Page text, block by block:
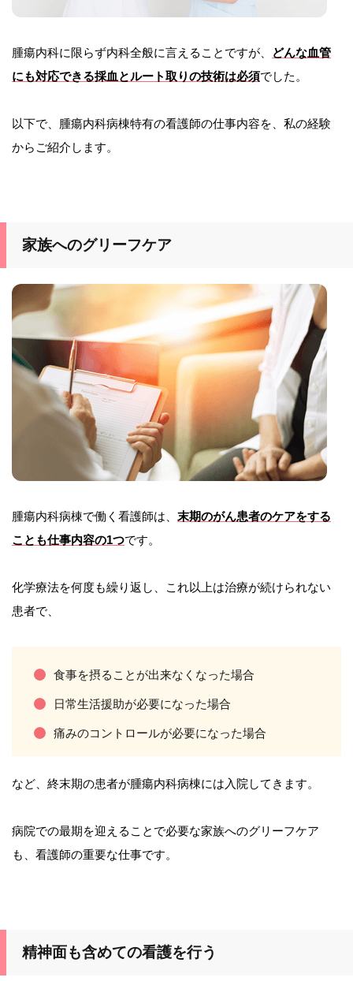
腫瘍内科に限らず内科全般に言えることですが、
どんな血管
にも対応できる採血とルート取りの技術は必須でした。
以下で、腫瘍内科病棟特有の看護師の仕事内容を、私の経験
からご紹介します。
家族へのグリーフケア
腫瘍内科病棟で働く看護師は、 末期のがん患者のケアをする
ことも仕事内容の1つです。
化学療法を何度も繰り返し、これ以上は治療が続けられない
患者で、
食事を摂ることが出来なくなった場合
日常生活援助が必要になった場合
痛みのコントロールが必要になった場合
など、終末期の患者が腫瘍内科病棟には入院してきます。
病院での最期を迎えることで必要な家族へのグリーフケア
も、看護師の重要な仕事です。
精神面も含めての看護を行う